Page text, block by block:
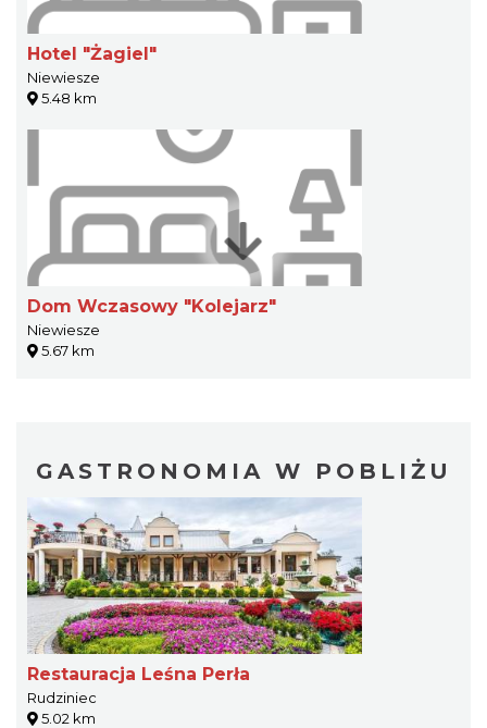
Hotel "Żagiel"
Niewiesze
5.48 km
Dom Wczasowy "Kolejarz"
Niewiesze
5.67 km
GASTRONOMIA W POBLIŻU
Restauracja Leśna Perła
Rudziniec
5.02 km